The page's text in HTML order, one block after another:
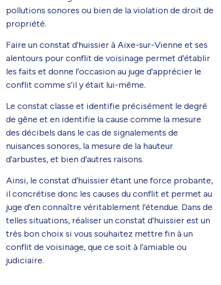
pollutions sonores ou bien de la violation de droit de
propriété.
Faire un constat d'huissier à Aixe-sur-Vienne et ses
alentours pour conflit de voisinage permet d’établir
les faits et donne l’occasion au juge d'apprécier le
conflit comme s'il y était lui-même.
Le constat classe et identifie précisément le degré
de gêne et en identifie la cause comme la mesure
des décibels dans le cas de signalements de
nuisances sonores, la mesure de la hauteur
d'arbustes, et bien d’autres raisons.
Ainsi, le constat d’huissier étant une force probante,
il concrétise donc les causes du conflit et permet au
juge d'en connaître véritablement l’étendue. Dans de
telles situations, réaliser un constat d'huissier est un
très bon choix si vous souhaitez mettre fin à un
conflit de voisinage, que ce soit à l’amiable ou
judiciaire.